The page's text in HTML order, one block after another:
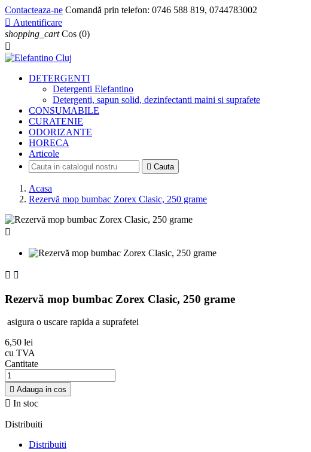
Contacteaza-ne Comandă prin telefon: 0746 588 819, 0744783002
 Autentificare
shopping_cart Cos (0)

DETERGENTI
Detergenti Elefantino
Detergenti, sapun solid, dezinfectanti maini si suprafete
CONSUMABILE
CURATENIE
ODORIZANTE
HORECA
Articole
 Cauta
Acasa
Rezervă mop bumbac Zorex Clasic, 250 grame

 
Rezervă mop bumbac Zorex Clasic, 250 grame
asigura o uscare rapida a suprafetei
6,50 lei
cu TVA
Cantitate
 Adauga in cos
 In stoc
Distribuiti
Distribuiti